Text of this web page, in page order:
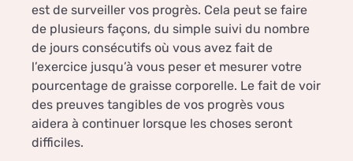
est de surveiller vos progrès. Cela peut se faire
de plusieurs façons, du simple suivi du nombre
de jours consécutifs où vous avez fait de
l’exercice jusqu’à vous peser et mesurer votre
pourcentage de graisse corporelle. Le fait de voir
des preuves tangibles de vos progrès vous
aidera à continuer lorsque les choses seront
difficiles.